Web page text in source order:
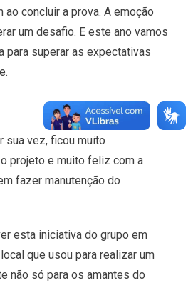
concluir a prova. A emoção
um desafio. E este ano vamos
para superar as expectativas
sua vez, ficou muito
projeto e muito feliz com a
fazer manutenção do
esta iniciativa do grupo em
que usou para realizar um
não só para os amantes do